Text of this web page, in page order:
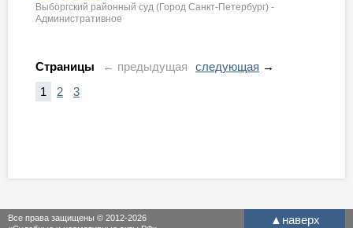
Выборгский районный суд (Город Санкт-Петербург) -
Административное
Страницы ← предыдущая следующая →
1
2 3
▲ наверх
Все права защищены © 2012-2026